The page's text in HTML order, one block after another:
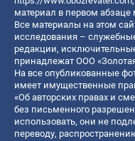
материал в первом абзаце
Все материалы на этом
исследования –
редакции,
принадлежат ООО
На все опубликованные
имеет имущественные
«Об авторских правах и
без письменного
использовать, они не
переводу,